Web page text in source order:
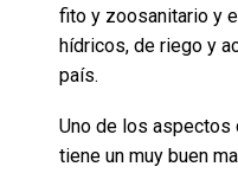
fito y zoosanitario y
hídricos, de riego y
país.
Uno de los aspectos
tiene un muy buen